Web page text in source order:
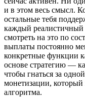
и в этом весь смысл.
остальные тебя
каждый реалистичный
смотреть на это по
выплаты постоянно
конкретные функции
основе стратегию —
чтобы гнаться за
монетизации,
алгоритма.